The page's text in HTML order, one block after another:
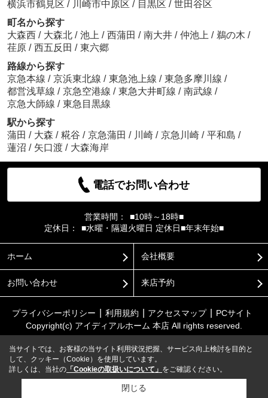
横浜市鶴見区 / 川崎市中原区 / 目黒区 / 世田谷区
町名から探す
大森西 / 大森北 / 池上 / 西蒲田 / 南大井 / 仲池上 / 鵜の木 /
荏原 / 西五反田 / 東六郷
路線から探す
京急本線 / 京浜東北線 / 東急池上線 / 東急多摩川線 /
都営浅草線 / 京急空港線 / 東急大井町線 / 南武線 /
京急大師線 / 東急目黒線
駅から探す
蒲田 / 大森 / 糀谷 / 京急蒲田 / 川崎 / 京急川崎 / 平和島 /
蓮沼 / 矢口渡 / 大森海岸
電話でお問い合わせ
営業時間：
■10時～18時■
定休日：
■水曜・隔週火曜日 定休日■年末年始■
ホーム 会社概要
お問い合わせ 来店予約
プライバシーポリシー 利用規約 アクセスマップ
PCサイト
Copyright(c) アイディアルホーム 本店 All rights reserved.
当サイトでは、お客様の当サイト利用状況把握、サービス向上検討を目的と
して、クッキー（Cookie）を使用しています。
詳しくは、当社の 「Cookieの取扱いについて」 をご確認ください。
閉じる